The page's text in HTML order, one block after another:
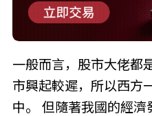
一般而言，股市大佬都
市興起較遲，所以西方
中。 但隨著我國的經